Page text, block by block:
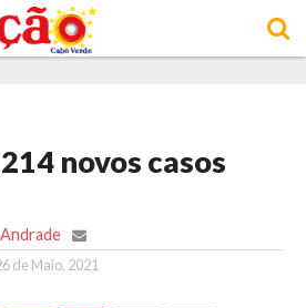
novos casos
de Maio, 2021